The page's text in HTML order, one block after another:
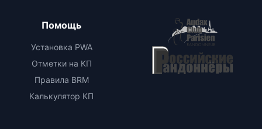
Помощь
Установка PWA
Отметки на КП
Правила BRM
Калькулятор КП